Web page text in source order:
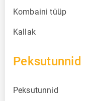
Kombaini tüüp
Kallak
Peksutunnid
Peksutunnid